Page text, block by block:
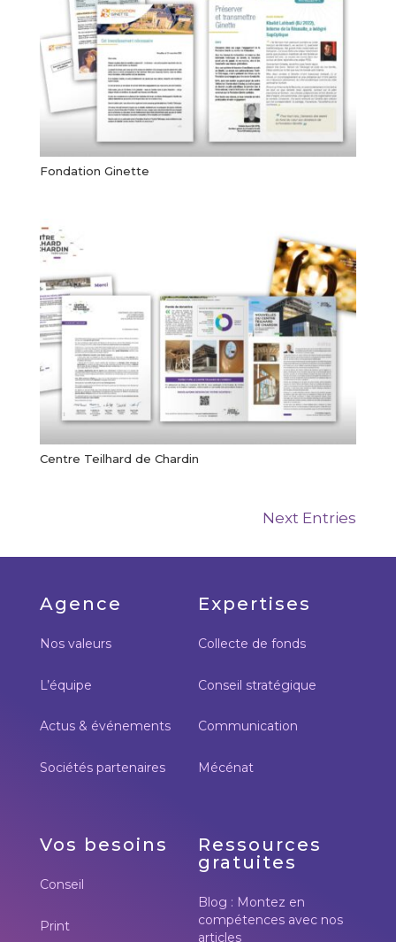
Fondation Ginette
Centre Teilhard de Chardin
Next Entries
Agence
Nos valeurs
L’équipe
Actus & événements
Sociétés partenaires
Expertises
Collecte de fonds
Conseil stratégique
Communication
Mécénat
Vos besoins
Conseil
Print
Ressources
gratuites
Blog : Montez en
compétences avec nos
articles